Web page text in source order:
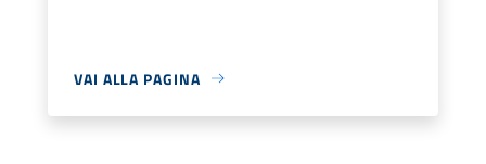
VAI ALLA PAGINA